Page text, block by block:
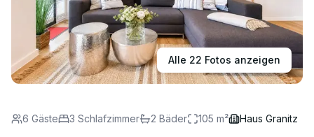
Alle 22 Fotos anzeigen
6 Gäste 3 Schlafzimmer 2 Bäder 105 m² Haus Granitz